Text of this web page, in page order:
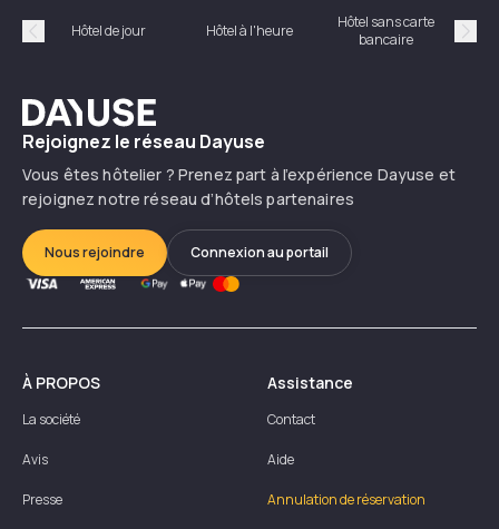
Précédent
Hôtel de jour Hôtel à l'heure
Hôtel sans carte
bancaire
Dayuse
Rejoignez le réseau Dayuse
Vous êtes hôtelier ? Prenez part à l’expérience Dayuse et
rejoignez notre réseau d’hôtels partenaires
Nous rejoindre Connexion au portail
À PROPOS
La société
Avis
Presse
Assistance
Contact
Aide
Annulation de réservation